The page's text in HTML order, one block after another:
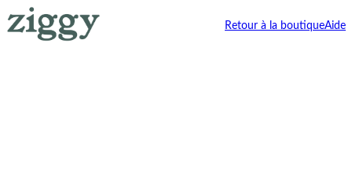
Retour à la boutiqueAide